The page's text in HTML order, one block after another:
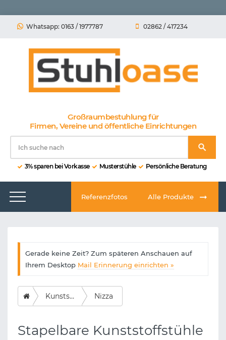
Whatsapp: 0163 / 1977787 02862 / 417234
Großraumbestuhlung für
Firmen, Vereine und öffentliche Einrichtungen
3% sparen bei Vorkasse Musterstühle Persönliche Beratung
Referenzfotos Alle Produkte
Gerade keine Zeit? Zum späteren Anschauen auf
Ihrem Desktop Mail Erinnerung einrichten »
Kunststoff Nizza
Stapelbare Kunststoffstühle